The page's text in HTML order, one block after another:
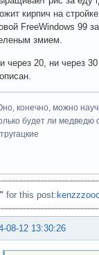
кирпич на
FreeWindows 99
змием.
через 20, ни через
конечно, можно
будет ли медведю
for this post:
08-12 13:30:26